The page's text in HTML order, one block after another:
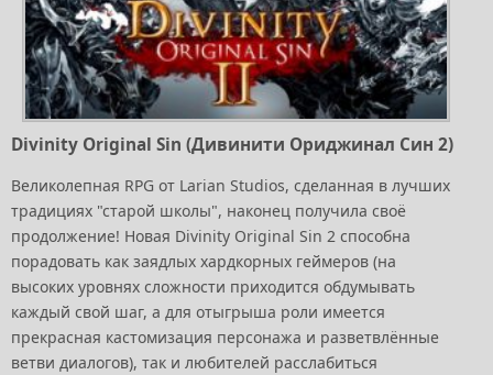
Divinity Original Sin (Дивинити Ориджинал Син 2)
Великолепная RPG от Larian Studios, сделанная в лучших
традициях "старой школы", наконец получила своё
продолжение! Новая Divinity Original Sin 2 способна
порадовать как заядлых хардкорных геймеров (на
высоких уровнях сложности приходится обдумывать
каждый свой шаг, а для отыгрыша роли имеется
прекрасная кастомизация персонажа и разветвлённые
ветви диалогов), так и любителей расслабиться